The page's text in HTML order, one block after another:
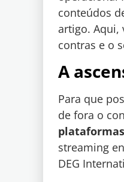
conteúdos
artigo. Aqui,
contras e o
A
Para que
de fora o
streaming
DEG